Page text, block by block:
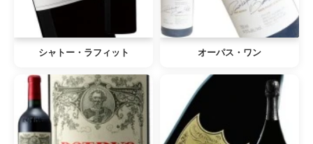
シャトー・ラフィット オーパス・ワン